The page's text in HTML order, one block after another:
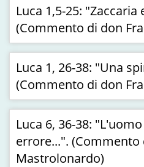
Luca 1,5-25: "Zaccaria
(Commento di don
Luca 1, 26-38: "Una
(Commento di don
Luca 6, 36-38:
errore...". (Commento
Mastrolonardo)